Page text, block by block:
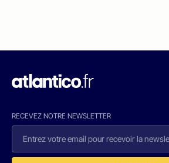
RECEVEZ NOTRE NEWSLETTER